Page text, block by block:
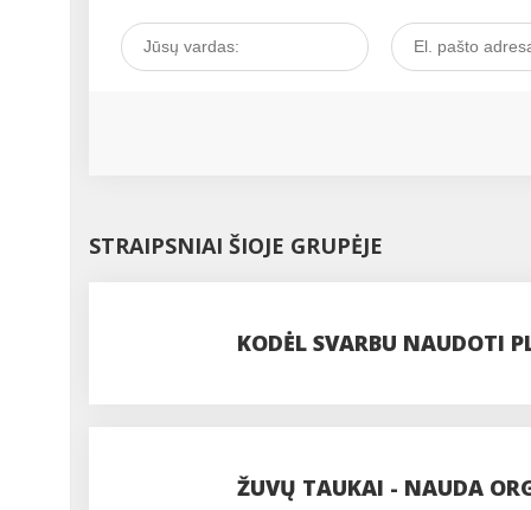
STRAIPSNIAI ŠIOJE GRUPĖJE
KODĖL SVARBU NAUDOTI
ŽUVŲ TAUKAI - NAUDA